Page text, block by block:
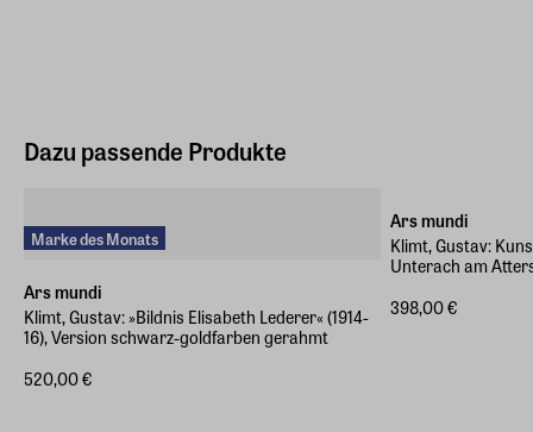
Dazu passende Produkte
Marke des Monats
Ars mundi
Klimt, Gustav: »Bildnis Elisabeth Lederer« (1914-
16), Version schwarz-goldfarben gerahmt
520,00 €
Ars mundi
Klimt, Gustav:
Unterach am
398,00 €